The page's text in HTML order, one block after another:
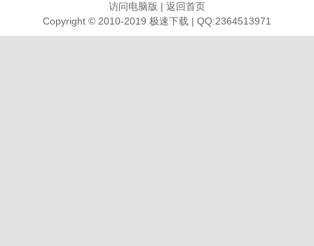
访问电脑版 | 返回首页
Copyright © 2010-2019 极速下载 | QQ:2364513971